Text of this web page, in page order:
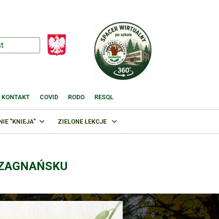
KONTAKT COVID RODO RESQL
"KNIEJA" ZIELONE LEKCJE